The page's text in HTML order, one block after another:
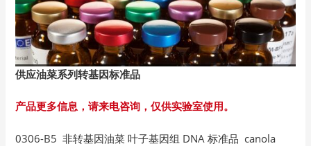
供应油菜系列转基因标准品
产品更多信息，请来电咨询，仅供实验室使用。
0306-B5 非转基因油菜 叶子基因组 DNA 标准品 canola